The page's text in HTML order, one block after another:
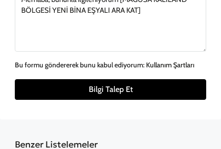
Bu formu göndererek bunu kabul ediyorum: Kullanım Şartları
Bilgi Talep Et
Benzer Listelemeler